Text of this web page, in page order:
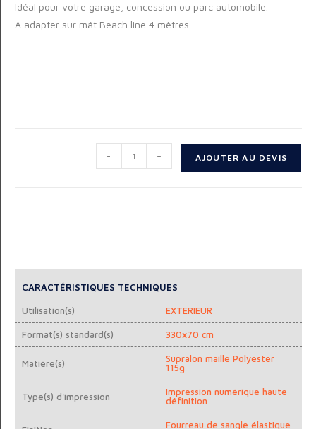
Idéal pour votre garage, concession ou parc automobile.
A adapter sur mât Beach line 4 mètres.
- + AJOUTER AU DEVIS
CARACTÉRISTIQUES TECHNIQUES
Utilisation(s) EXTERIEUR
Format(s) standard(s) 330x70 cm
Matière(s)
Supralon maille Polyester
115g
Type(s) d'impression
Impression numérique haute
définition
Fourreau de sangle élastique